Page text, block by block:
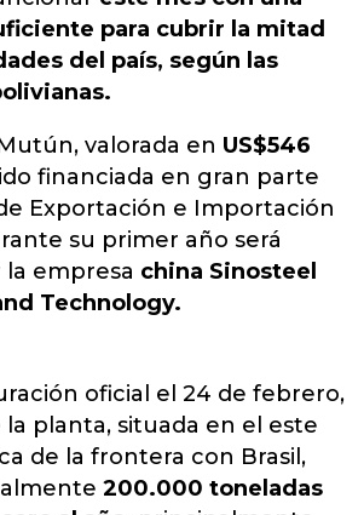
para cubrir la mitad
del país, según las
valorada en US$546
financiada en gran parte
Exportación e Importación
su primer año será
empresa china Sinosteel
Technology.
oficial el 24 de febrero,
la planta, situada en el este
de la frontera con Brasil,
200.000 toneladas